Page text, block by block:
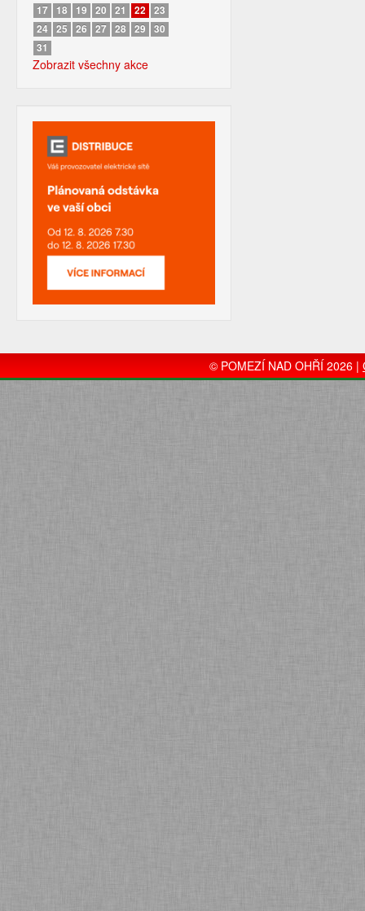
17 18 19 20 21 22
23
24
25 26 27 28 29
30
31
Zobrazit všechny akce
© POMEZÍ NAD OHŘÍ 2026 |